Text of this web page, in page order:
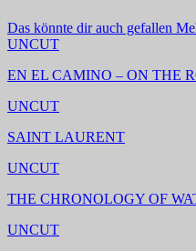
Das könnte dir auch gefallen
UNCUT
EN EL CAMINO – ON THE
UNCUT
SAINT LAURENT
UNCUT
THE CHRONOLOGY OF
UNCUT